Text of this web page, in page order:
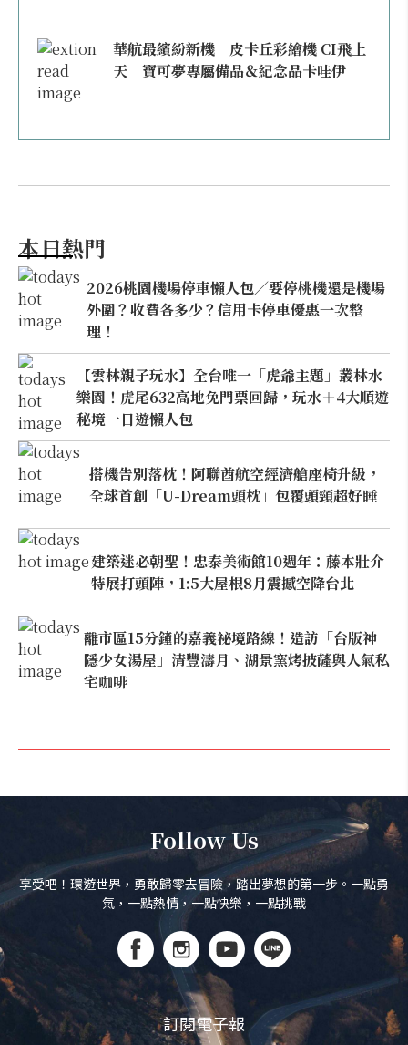
華航最繽紛新機 皮卡丘彩繪機 CI飛上
天 寶可夢專屬備品＆紀念品卡哇伊
本日熱門
2026桃園機場停車懶人包／要停桃機還是機場
外圍？收費各多少？信用卡停車優惠一次整
理！
【雲林親子玩水】全台唯一「虎爺主題」叢林水
樂園！虎尾632高地免門票回歸，玩水＋4大順遊
秘境一日遊懶人包
搭機告別落枕！阿聯酋航空經濟艙座椅升級，
全球首創「U-Dream頭枕」包覆頭頸超好睡
建築迷必朝聖！忠泰美術館10週年：藤本壯介
特展打頭陣，1:5大屋根8月震撼空降台北
離市區15分鐘的嘉義祕境路線！造訪「台版神
隱少女湯屋」清豐濤月、湖景窯烤披薩與人氣私
宅咖啡
Follow Us
享受吧！環遊世界，勇敢歸零去冒險，踏出夢想的第一步。一點勇
氣，一點熱情，一點快樂，一點挑戰
訂閱電子報